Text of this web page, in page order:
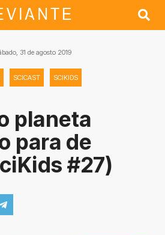
31 de agosto 2019
SCICAST SCIKIDS
planeta
para de
#27)